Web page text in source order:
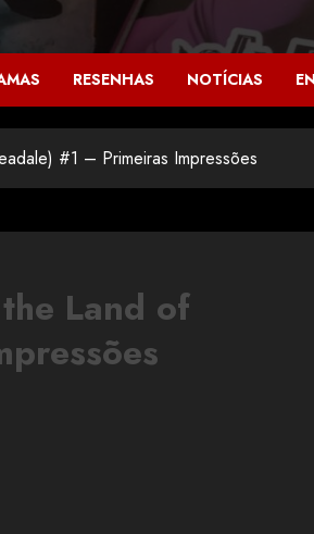
RESENHAS NOTÍCIAS
#1 – Primeiras Impressões
Land of